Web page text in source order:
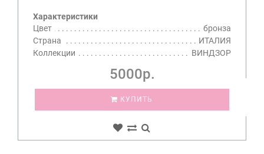
Характеристики
Цвет
бронза
Страна
ИТАЛИЯ
Коллекции
ВИНДЗОР
5000р.
КУПИТЬ